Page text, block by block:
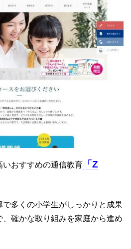
おすすめの通信教育
「Z
多くの小学生がしっかりと成果
確かな取り組みを家庭から進め